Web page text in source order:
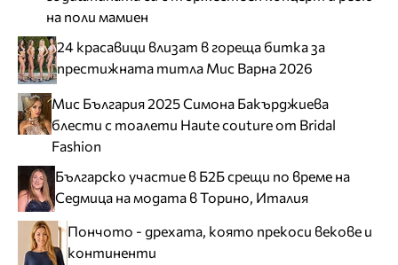
на поли мамиен
24 красавици влизат в гореща битка за
престижната титла Мис Варна 2026
Мис България 2025 Симона Бакърджиева
блести с тоалети Haute couture от Bridal
Fashion
Българско участие в Б2Б срещи по време на
Седмица на модата в Торино, Италия
Пончото - дрехата, която прекоси векове и
континенти